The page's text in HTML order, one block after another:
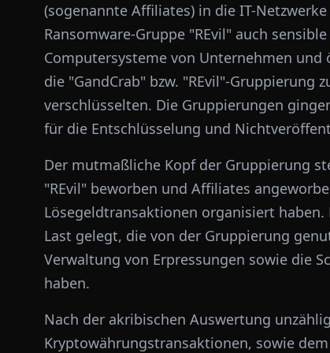
(sogenannte Affiliates) in die IT-
Ransomware-Gruppe "REvil" auch
Computersysteme von Unternehmen
die "GandCrab" bzw. "REvil"-Gruppierung
verschlüsselten. Die Gruppierungen
für die Entschlüsselung und
Der mutmaßliche Kopf der Gruppierung
"REvil" beworben und Affiliates
Lösegeldtransaktionen organisiert
Last gelegt, die von der Gruppierung
Verwaltung von Erpressungen sowie die
haben.
Nach der akribischen Auswertung
Kryptowährungstransaktionen, sowie